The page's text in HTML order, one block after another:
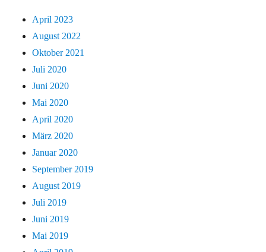
April 2023
August 2022
Oktober 2021
Juli 2020
Juni 2020
Mai 2020
April 2020
März 2020
Januar 2020
September 2019
August 2019
Juli 2019
Juni 2019
Mai 2019